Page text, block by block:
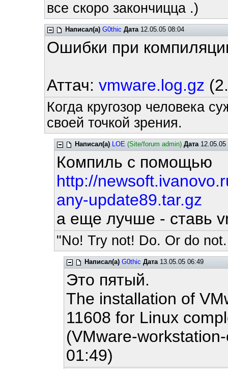
все скоро закончицца .)
Написал(а) G0thic Дата12.05.05 08:04
Ошибки при
Аттач: vmware.log.gz
Когда кругозор человека
своей точкой зрения.
Написал(а) LOE (Site/forum admin) Дата12.05.05
Компиль с помощью
http://
any-update89.tar.gz
а еще лучше - ставь
"No! Try not! Do. Or do
Написал(а) G0thic Дата13.05.05 06:49
Это пятый.
The installation of
11608 for Linux
(VMware-
01:49)